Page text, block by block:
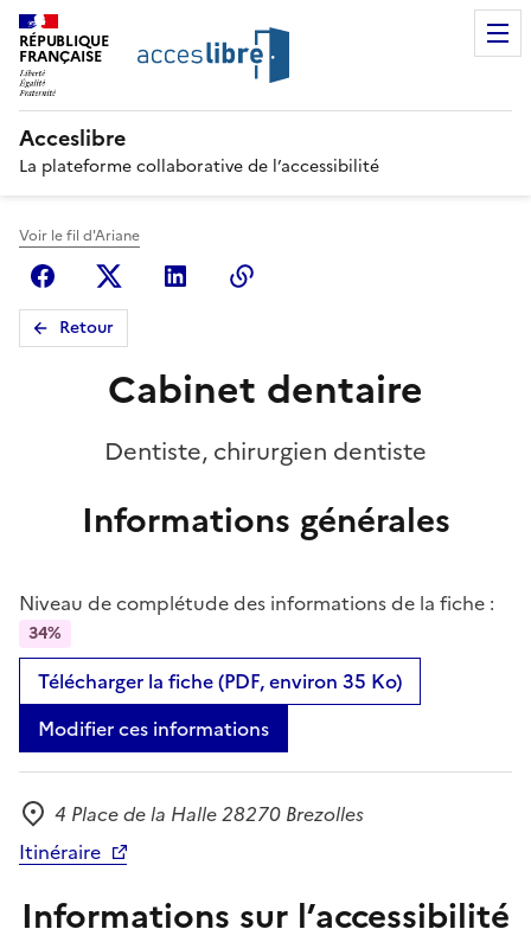
RÉPUBLIQUE
FRANÇAISE
Acceslibre
La plateforme collaborative de l’accessibilité
Voir le fil d'Ariane
FacebookX (anciennement Twitter)
Linkedin
Retour
Cabinet dentaire
Dentiste, chirurgien dentiste
Informations générales
Niveau de complétude des informations de la fiche :
34%
Télécharger la fiche (PDF, environ 35 Ko)
Modifier ces informations
Adresse
4 Place de la Halle 28270 Brezolles
Itinéraire
Informations sur l’accessibilité